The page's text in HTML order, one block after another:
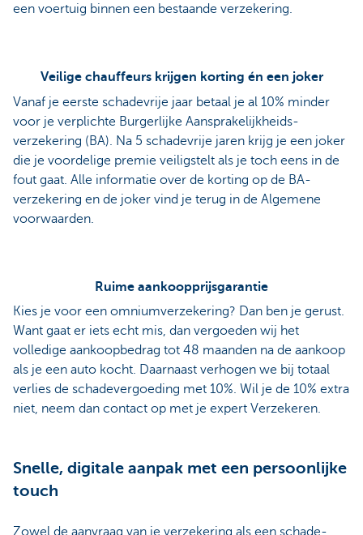
een voertuig binnen een bestaande verzekering.
Veilige chauffeurs krijgen korting én een joker
Vanaf je eerste schadevrije jaar betaal je al 10% minder
voor je verplichte Burgerlijke Aansprakelijkheids-
verzekering (BA). Na 5 schadevrije jaren krijg je een joker
die je voordelige premie veiligstelt als je toch eens in de
fout gaat. Alle informatie over de korting op de BA-
verzekering en de joker vind je terug in de Algemene
voorwaarden.
Ruime aankoopprijsgarantie
Kies je voor een omniumverzekering? Dan ben je gerust.
Want gaat er iets echt mis, dan vergoeden wij het
volledige aankoopbedrag tot 48 maanden na de aankoop
als je een auto kocht. Daarnaast verhogen we bij totaal
verlies de schadevergoeding met 10%. Wil je de 10% extra
niet, neem dan contact op met je expert Verzekeren.
Snelle, digitale aanpak met een persoonlijke
touch
Zowel de aanvraag van je verzekering als een schade-